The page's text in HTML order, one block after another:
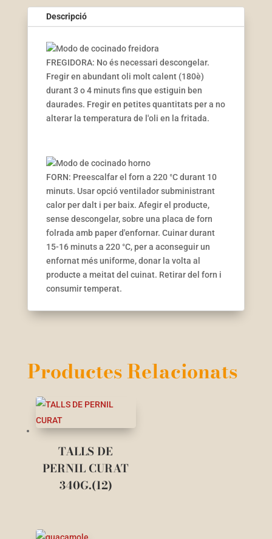
Descripció
FREGIDORA: No és necessari descongelar.
Fregir en abundant oli molt calent (180è)
durant 3 o 4 minuts fins que estiguin ben
daurades. Fregir en petites quantitats per a no
alterar la temperatura de l'oli en la fritada.
FORN: Preescalfar el forn a 220 °C durant 10
minuts. Usar opció ventilador subministrant
calor per dalt i per baix. Afegir el producte,
sense descongelar, sobre una placa de forn
folrada amb paper d'enfornar. Cuinar durant
15-16 minuts a 220 °C, per a aconseguir un
enfornat més uniforme, donar la volta al
producte a meitat del cuinat. Retirar del forn i
consumir temperat.
Productes Relacionats
TALLS DE
PERNIL CURAT
340G.(12)